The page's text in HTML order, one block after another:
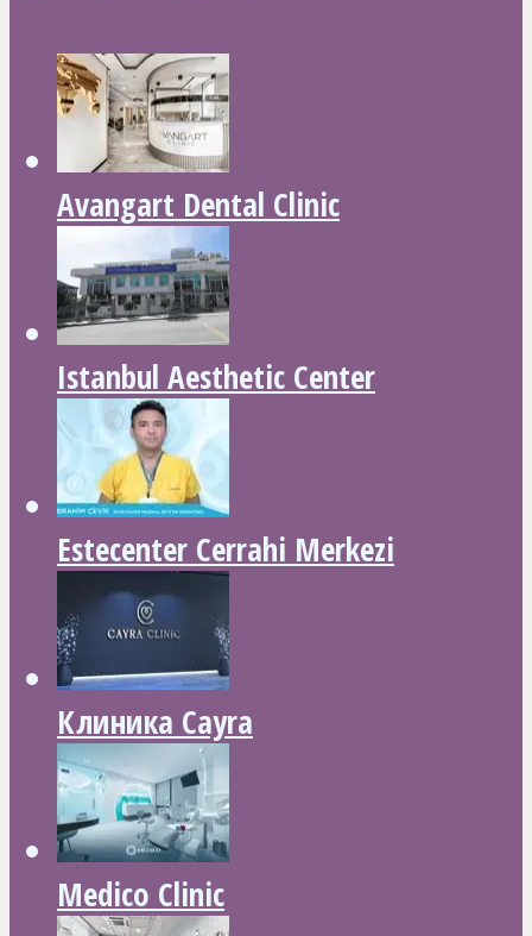
Avangart Dental Clinic
Istanbul Aesthetic Center
Estecenter Cerrahi Merkezi
Клиника Cayra
Medico Clinic